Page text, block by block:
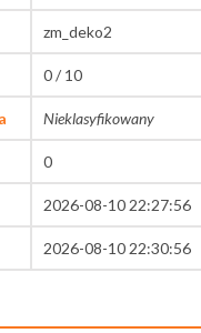
zm_deko2
0 / 10
Nieklasyfikowany
0
2026-08-10 22:27:56
2026-08-10 22:30:56